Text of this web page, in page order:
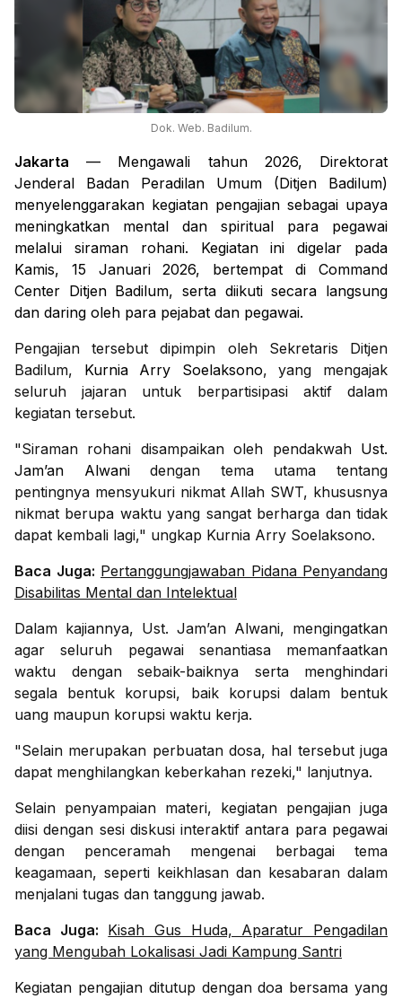
Dok. Web. Badilum.
Jakarta — Mengawali tahun 2026, Direktorat
Jenderal Badan Peradilan Umum (Ditjen Badilum)
menyelenggarakan kegiatan pengajian sebagai upaya
meningkatkan mental dan spiritual para pegawai
melalui siraman rohani. Kegiatan ini digelar pada
Kamis, 15 Januari 2026, bertempat di Command
Center Ditjen Badilum, serta diikuti secara langsung
dan daring oleh para pejabat dan pegawai.
Pengajian tersebut dipimpin oleh Sekretaris Ditjen
Badilum, Kurnia Arry Soelaksono, yang mengajak
seluruh jajaran untuk berpartisipasi aktif dalam
kegiatan tersebut.
"Siraman rohani disampaikan oleh pendakwah Ust.
Jam’an Alwanidengan tema utama tentang
pentingnya mensyukuri nikmat Allah SWT, khususnya
nikmat berupa waktu yang sangat berharga dan tidak
dapat kembali lagi," ungkap Kurnia Arry Soelaksono.
Baca Juga: Pertanggungjawaban Pidana Penyandang
Disabilitas Mental dan Intelektual
Dalam kajiannya, Ust. Jam’an Alwani, mengingatkan
agar seluruh pegawai senantiasa memanfaatkan
waktu dengan sebaik-baiknya serta menghindari
segala bentuk korupsi, baik korupsi dalam bentuk
uang maupun korupsi waktu kerja.
"Selain merupakan perbuatan dosa, hal tersebut juga
dapat menghilangkan keberkahan rezeki," lanjutnya.
Selain penyampaian materi, kegiatan pengajian juga
diisi dengan sesi diskusi interaktif antara para pegawai
dengan penceramah mengenai berbagai tema
keagamaan, seperti keikhlasan dan kesabaran dalam
menjalani tugas dan tanggung jawab.
Baca Juga: Kisah Gus Huda, Aparatur Pengadilan
yang Mengubah Lokalisasi Jadi Kampung Santri
Kegiatan pengajian ditutup dengan doa bersama yang